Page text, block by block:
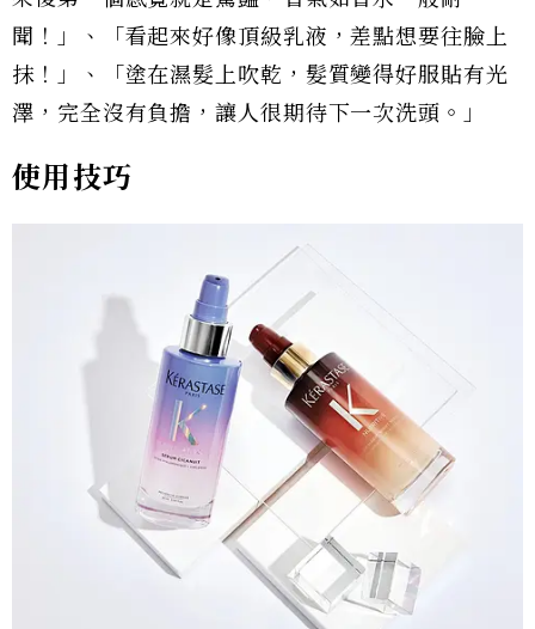
聞！」、「看起來好像頂級乳液，差點想要往臉上
抹！」、「塗在濕髮上吹乾，髮質變得好服貼有光
澤，完全沒有負擔，讓人很期待下一次洗頭。」
使用技巧